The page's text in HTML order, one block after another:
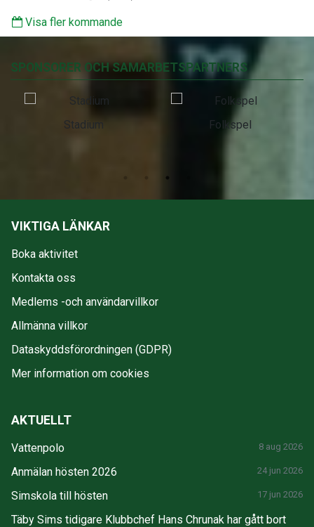
Visa fler kommande
SPONSORER OCH SAMARBETSPARTNERS
Stadium Folkspel
VIKTIGA LÄNKAR
Boka aktivitet
Kontakta oss
Medlems -och användarvillkor
Allmänna villkor
Dataskyddsförordningen (GDPR)
Mer information om cookies
AKTUELLT
Vattenpolo 8 aug 2026
Anmälan hösten 2026 24 jun 2026
Simskola till hösten 17 jun 2026
Täby Sims tidigare Klubbchef Hans Chrunak har gått bort